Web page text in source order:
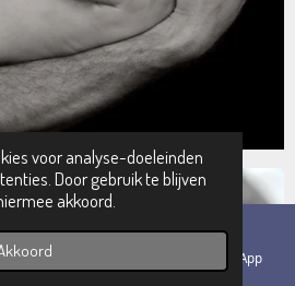
voor analyse-doeleinden
Door gebruik te blijven
akkoord.
WhatsApp